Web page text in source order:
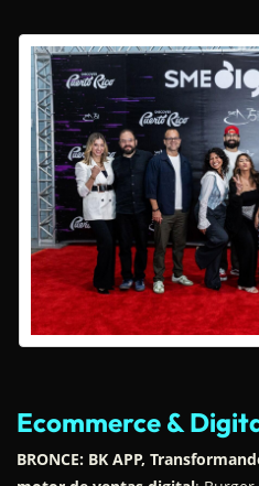
Ecommerce &
BRONCE: BK APP,